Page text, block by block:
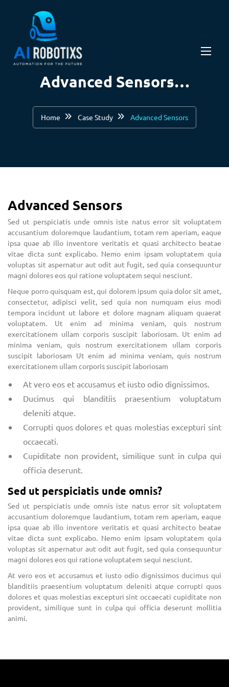
Advanced Sensors…
Home Case Study Advanced Sensors
Advanced Sensors
Sed ut perspiciatis unde omnis iste natus error sit voluptatem
accusantium doloremque laudantium, totam rem aperiam, eaque
ipsa quae ab illo inventore veritatis et quasi architecto beatae
vitae dicta sunt explicabo. Nemo enim ipsam voluptatem quia
voluptas sit aspernatur aut odit aut fugit, sed quia consequuntur
magni dolores eos qui ratione voluptatem sequi nesciunt.
Neque porro quisquam est, qui dolorem ipsum quia dolor sit amet,
consectetur, adipisci velit, sed quia non numquam eius modi
tempora incidunt ut labore et dolore magnam aliquam quaerat
voluptatem. Ut enim ad minima veniam, quis nostrum
exercitationem ullam corporis suscipit laboriosam. Ut enim ad
minima veniam, quis nostrum exercitationem ullam corporis
suscipit laboriosam Ut enim ad minima veniam, quis nostrum
exercitationem ullam corporis suscipit laboriosam
At vero eos et accusamus et iusto odio dignissimos.
Ducimus qui blanditiis praesentium voluptatum
deleniti atque.
Corrupti quos dolores et quas molestias excepturi sint
occaecati.
Cupiditate non provident, similique sunt in culpa qui
officia deserunt.
Sed ut perspiciatis unde omnis?
Sed ut perspiciatis unde omnis iste natus error sit voluptatem
accusantium doloremque laudantium, totam rem aperiam, eaque
ipsa quae ab illo inventore veritatis et quasi architecto beatae
vitae dicta sunt explicabo. Nemo enim ipsam voluptatem quia
voluptas sit aspernatur aut odit aut fugit, sed quia consequuntur
magni dolores eos qui ratione voluptatem sequi nesciunt.
At vero eos et accusamus et iusto odio dignissimos ducimus qui
blanditiis praesentium voluptatum deleniti atque corrupti quos
dolores et quas molestias excepturi sint occaecati cupiditate non
provident, similique sunt in culpa qui officia deserunt mollitia
animi.